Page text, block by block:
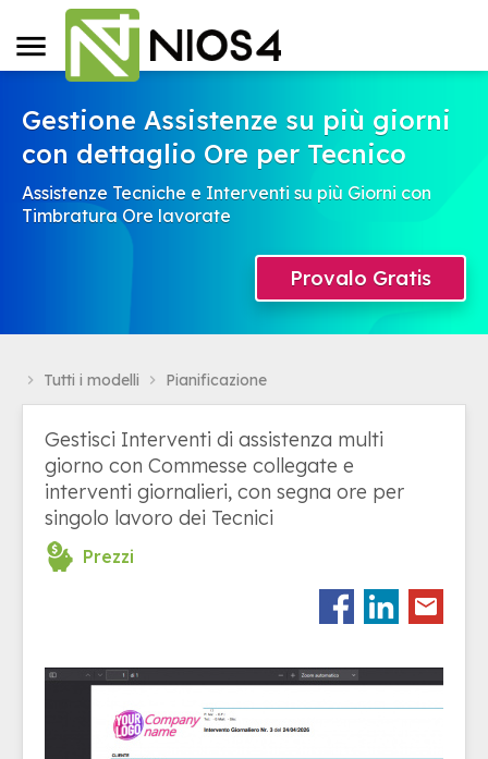
Gestione Assistenze su più giorni
con dettaglio Ore per Tecnico
Assistenze Tecniche e Interventi su più Giorni con
Timbratura Ore lavorate
Provalo Gratis
navigate_next Tutti i modelli navigate_next Pianificazione
Gestisci Interventi di assistenza multi
giorno con Commesse collegate e
interventi giornalieri, con segna ore per
singolo lavoro dei Tecnici
Prezzi